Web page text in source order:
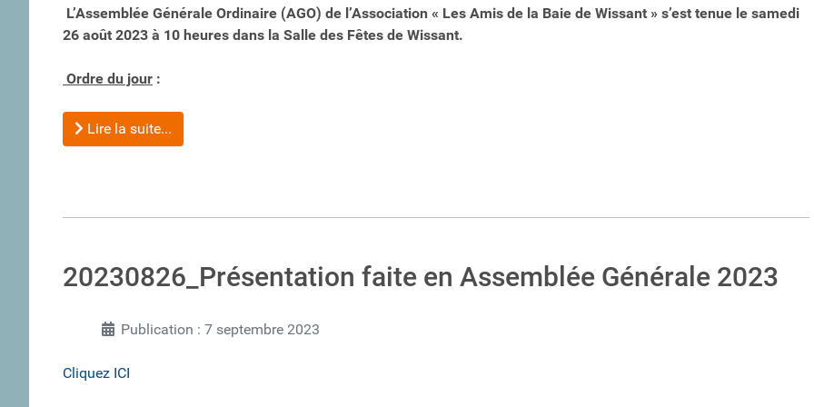
L’Assemblée Générale Ordinaire (AGO) de l’Association « Les Amis de la Baie de Wissant » s’est tenue le samedi
26 août 2023 à 10 heures dans la Salle des Fêtes de Wissant.
Ordre du jour :
Lire la suite...
20230826_Présentation faite en Assemblée Générale 2023
Publication : 7 septembre 2023
Cliquez ICI